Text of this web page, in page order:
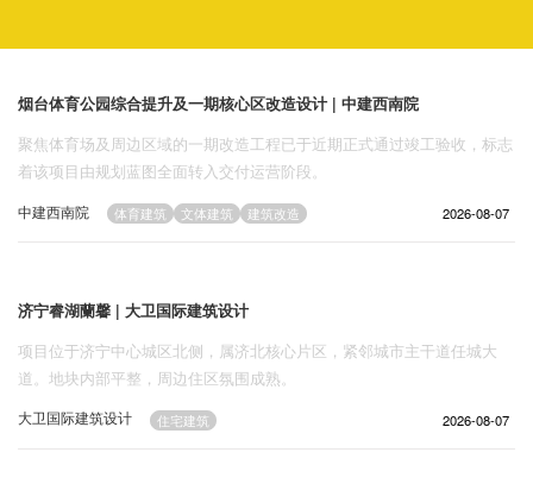
精选案例
景 观
室 内
视 频
头条资讯
业 界
机 构
人 物
地 产
烟台体育公园综合提升及一期核心区改造设计 | 中建西南院
聚焦体育场及周边区域的一期改造工程已于近期正式通过竣工验收，标志
着该项目由规划蓝图全面转入交付运营阶段。
中建西南院 体育建筑 文体建筑 建筑改造 2026-08-07
济宁睿湖蘭馨 | 大卫国际建筑设计
项目位于济宁中心城区北侧，属济北核心片区，紧邻城市主干道任城大
道。地块内部平整，周边住区氛围成熟。
大卫国际建筑设计 住宅建筑 2026-08-07